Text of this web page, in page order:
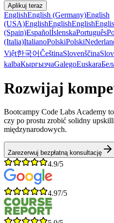
Aplikuj teraz
EnglishEnglish (Germany)English
(USA)EnglishEnglishEnglish
(Spain)EspañolÍslenskaPortuguês
(Italia)ItalianoPolskiPolski
Việt한국어ČeštinaSlovenščina
kalbaКыргызчаGalegoEuskara
Rozwijaj
Bootcampy Code Labs Academy
czy po prostu zrobić solidny
międzynarodowych.
Zarezerwuj bezpłatną konsultację
4.9/5
4.97/5